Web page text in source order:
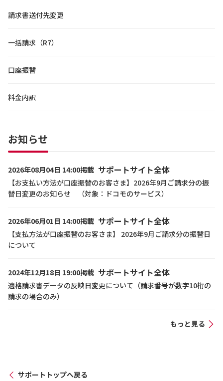
請求書送付先変更
一括請求（R7）
口座振替
料金内訳
お知らせ
2026年08月04日 14:00掲載 サポートサイト全体
【お支払い方法が口座振替のお客さま】2026年9月ご請求分の振
替日変更のお知らせ （対象：ドコモのサービス）
2026年06月01日 14:00掲載 サポートサイト全体
【支払方法が口座振替のお客さま】 2026年9月ご請求分の振替日
について
2024年12月18日 19:00掲載 サポートサイト全体
適格請求書データの反映日変更について（請求番号が数字10桁の
請求の場合のみ）
もっと見る
サポートトップへ戻る